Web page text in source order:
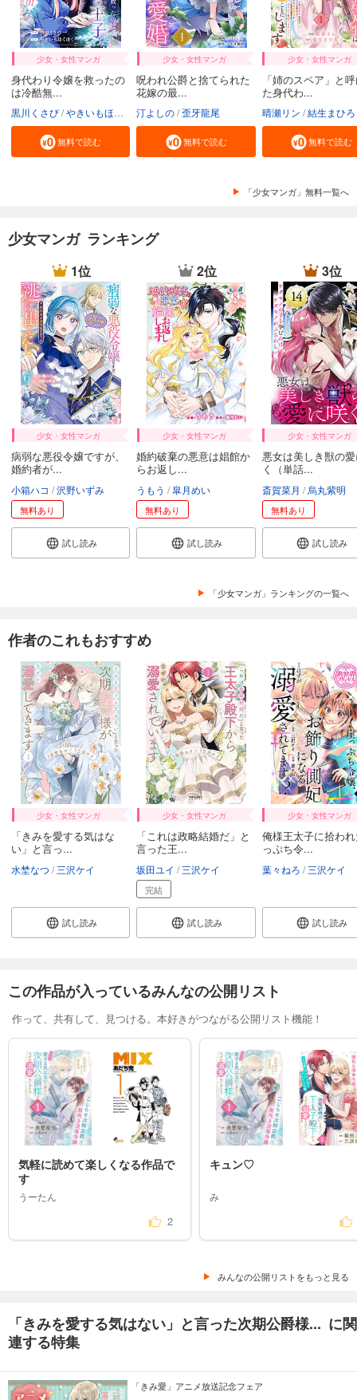
少女・女性マンガ
身代わり令嬢を救ったの
は冷酷無...
黒川くさび やきいもほくほく
無料で読む
少女・女性マンガ
呪われ公爵と捨てられた
花嫁の最...
汀よしの 歪牙龍尾
無料で読む
少女・女性マンガ
「姉のスペア」と
た身代わ...
晴瀬リン 結生まひろ
無料で読む
「少女マンガ」無料一覧へ
少女マンガ ランキング
1位
少女・女性マンガ
病弱な悪役令嬢ですが、
婚約者が...
小箱ハコ 沢野いずみ
無料あり
試し読み
2位
少女・女性マンガ
婚約破棄の悪意は娼館か
らお返し...
うもう 皐月めい
無料あり
試し読み
3位
少女・女性マンガ
悪女は美しき獣の
く（単話...
斎賀菜月 烏丸紫明
無料あり
試し読み
「少女マンガ」ランキングの一覧へ
作者のこれもおすすめ
少女・女性マンガ
「きみを愛する気はな
い」と言っ...
水埜なつ 三沢ケイ
試し読み
少女・女性マンガ
「これは政略結婚だ」と
言った王...
坂田ユイ 三沢ケイ
完結
試し読み
少女・女性マンガ
俺様王太子に拾わ
っぷち令...
葉々ねろ 三沢ケイ
試し読み
この作品が入っているみんなの公開リスト
作って、共有して、見つける。本好きがつながる公開リスト機能！
気軽に読めて楽しくなる作品で
す
うーたん
2
キュン♡
み
みんなの公開リストをもっと見る
「きみを愛する気はない」と言った次期公爵様... に関
連する特集
「きみ愛」アニメ放送記念フェア